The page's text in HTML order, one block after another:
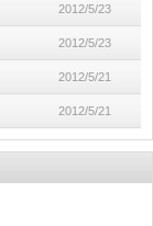
2012/5/23
2012/5/23
2012/5/21
2012/5/21